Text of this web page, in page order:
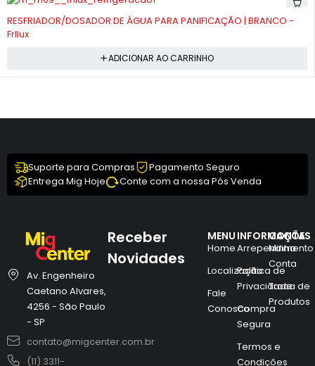
RESFRIADOR/DOSADOR DE ÁGUA PARA PANIFICAÇÃO | BRANCO -
FrIlux
ADICIONAR AO CARRINHO
Suporte para Compras
Pagamento Seguro
Entrega Mig Hoje
Conte com a nossa Pós Venda
Av. Engenheiro
Caetano Alvares,
4256 - São Paulo
- SP
contato@migcenter.com.br
(11) 3311-
MENU
Home
Localização
Fale
Conosco
INFORMAÇÕES
Arrependimento
Política de
Privacidade
Compra
Segura
Termos e
Condições
CONTA
Minha
Conta
Troca de
Produtos
Receber
Novidades